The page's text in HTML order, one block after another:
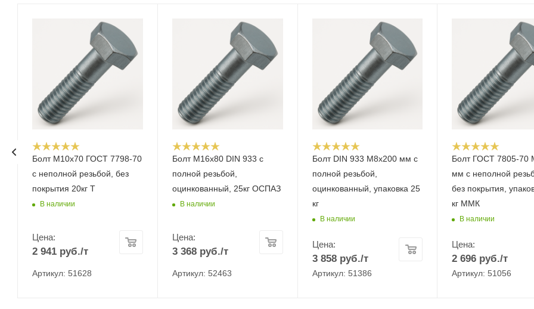
Болт М10x70 ГОСТ 7798-70
с неполной резьбой, без
покрытия 20кг Т
В наличии
Цена:
2 941 руб./т
Артикул: 51628
Болт М16x80 DIN 933 с
полной резьбой,
оцинкованный, 25кг ОСПАЗ
В наличии
Цена:
3 368руб./т
Артикул: 52463
Болт DIN 933 М8х200 мм с
полной резьбой,
оцинкованный, упаковка 25
кг
В наличии
Цена:
3 858руб./т
Артикул: 51386
Болт ГОСТ 7805-70
мм с неполной
без покрытия,
кг ММК
В наличии
Цена:
2 696 руб./т
Артикул: 51056